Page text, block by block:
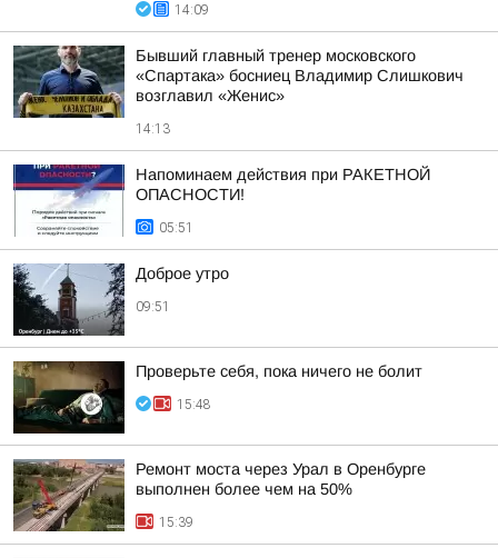
14:09
Бывший главный тренер московского
«Спартака» босниец Владимир Слишкович
возглавил «Женис»
14:13
Напоминаем действия при РАКЕТНОЙ
ОПАСНОСТИ!
05:51
Доброе утро
09:51
Проверьте себя, пока ничего не болит
15:48
Ремонт моста через Урал в Оренбурге
выполнен более чем на 50%
15:39